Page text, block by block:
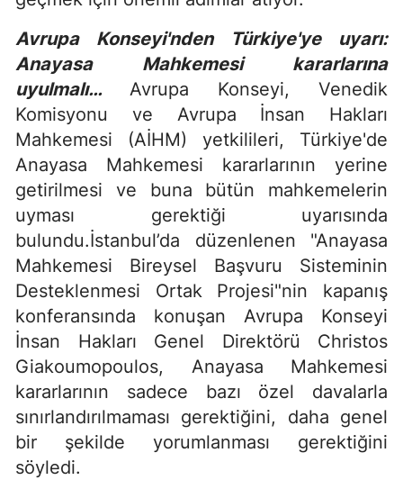
Avrupa Konseyi'nden Türkiye'ye uyarı:
Anayasa Mahkemesi kararlarına
uyulmalı… Avrupa Konseyi, Venedik
Komisyonu ve Avrupa İnsan Hakları
Mahkemesi (AİHM) yetkilileri, Türkiye'de
Anayasa Mahkemesi kararlarının yerine
getirilmesi ve buna bütün mahkemelerin
uyması gerektiği uyarısında
bulundu.İstanbul’da düzenlenen "Anayasa
Mahkemesi Bireysel Başvuru Sisteminin
Desteklenmesi Ortak Projesi"nin kapanış
konferansında konuşan Avrupa Konseyi
İnsan Hakları Genel Direktörü Christos
Giakoumopoulos, Anayasa Mahkemesi
kararlarının sadece bazı özel davalarla
sınırlandırılmaması gerektiğini, daha genel
bir şekilde yorumlanması gerektiğini
söyledi.